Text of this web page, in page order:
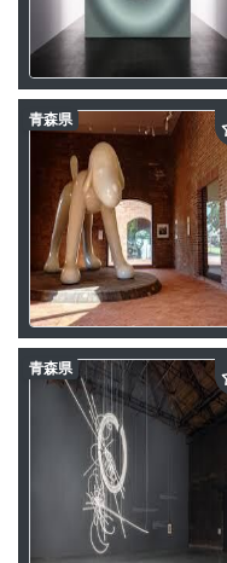
青森県
青森県